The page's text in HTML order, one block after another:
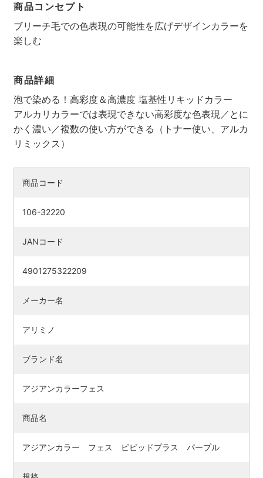
商品コンセプト
ブリーチ毛での色表現の可能性を広げデザインカラーを
楽しむ
商品詳細
泡で染める！高彩度＆高濃度 塩基性リキッドカラー
アルカリカラーでは表現できない高彩度な色表現／とに
かく濃い／複数の使い方ができる（トナー使い、アルカ
リミックス）
商品コード
106-32220
JANコード
4901275322209
メーカー名
アリミノ
ブランド名
アジアンカラーフェス
商品名
アジアンカラー フェス ビビッドプラス パープル
検索す